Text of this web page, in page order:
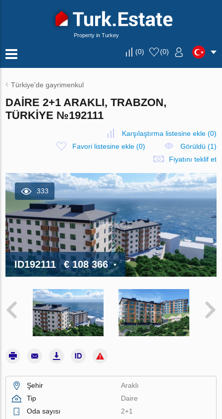
Property in Turkey
(0) (0)
Türkiye'de gayrimenkul
DAIRE 2+1 ARAKLI, TRABZON,
TÜRKIYE №192111
Karşılaştırma listesine ekle(0)
Favori listesine ekle(0)
Görüldü (1)
Fiyatını teklif et
333
ID192111 € 108 366
Şehir
Araklı
Tip
Daire
Oda sayısı
2+1